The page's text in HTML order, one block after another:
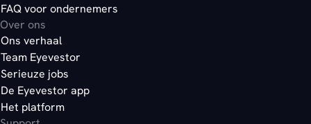
FAQ voor ondernemers
Over ons
Ons verhaal
Team Eyevestor
Serieuze jobs
De Eyevestor app
Het platform